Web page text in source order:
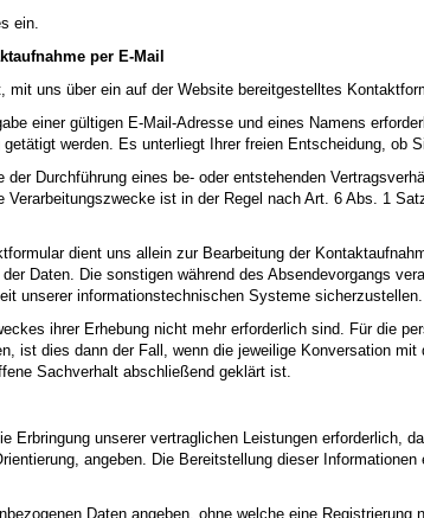
ein.
per E-Mail
uns über ein auf der Website bereitgestelltes
einer gültigen E-Mail-Adresse und eines Namens
werden. Es unterliegt Ihrer freien Entscheidung, ob
Durchführung eines be- oder entstehenden
ist in der Regel nach Art. 6 Abs. 1
dient uns allein zur Bearbeitung der
Daten. Die sonstigen während des Absendevorgangs
unserer informationstechnischen Systeme sicherzustellen.
ihrer Erhebung nicht mehr erforderlich sind. Für die
ist dies dann der Fall, wenn die jeweilige Konversation
Sachverhalt abschließend geklärt ist.
Erbringung unserer vertraglichen Leistungen erforderlich,
angeben. Die Bereitstellung dieser
Daten angeben, ohne welche eine Registrierung